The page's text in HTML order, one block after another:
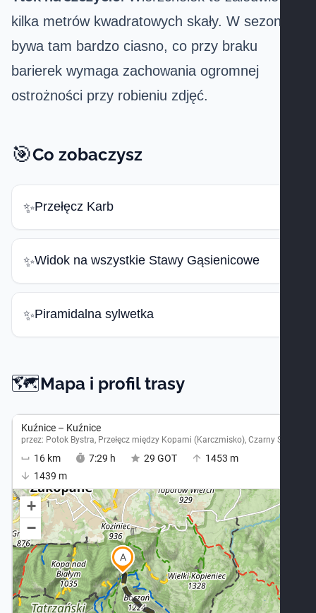
kilka metrów kwadratowych skały. W sezonie
bywa tam bardzo ciasno, co przy braku
barierek wymaga zachowania ogromnej
ostrożności przy robieniu zdjęć.
🎯Co zobaczysz
✨Przełęcz Karb
✨Widok na wszystkie Stawy Gąsienicowe
✨Piramidalna sylwetka
🗺️Mapa -
Mapa i profil trasy